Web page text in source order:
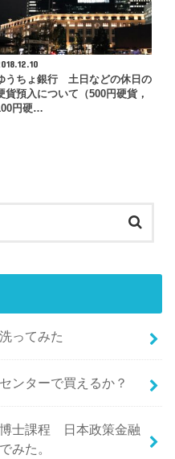
うちょ銀行 土日などの休日の
貨預入について（500円硬貨，
円硬…
ってみた
ンターで買えるか？
博士課程 日本政策金融
みた。